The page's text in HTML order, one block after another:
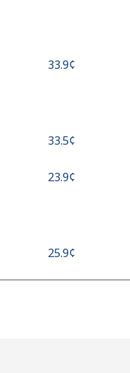
⁦33.9¢⁩
⁦33.5¢⁩
⁦23.9¢⁩
⁦25.9¢⁩